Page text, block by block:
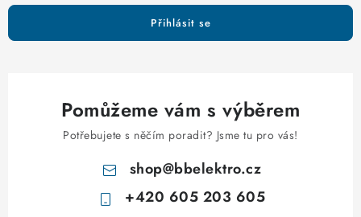
Přihlásit se
Pomůžeme vám s výběrem
Potřebujete s něčím poradit? Jsme tu pro vás!
shop@bbelektro.cz
+420 605 203 605